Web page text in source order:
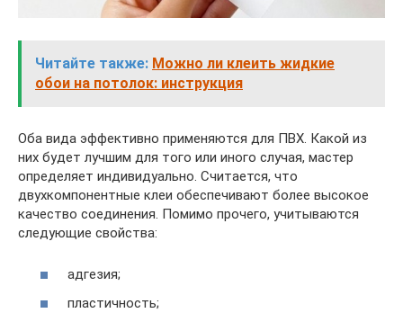
Читайте также: Можно ли клеить жидкие
обои на потолок: инструкция
Оба вида эффективно применяются для ПВХ. Какой из
них будет лучшим для того или иного случая, мастер
определяет индивидуально. Считается, что
двухкомпонентные клеи обеспечивают более высокое
качество соединения. Помимо прочего, учитываются
следующие свойства:
адгезия;
пластичность;